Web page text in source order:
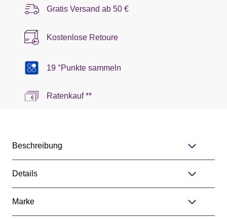
Gratis Versand ab 50 €
Kostenlose Retoure
19 °Punkte sammeln
Ratenkauf **
Beschreibung
Details
Marke